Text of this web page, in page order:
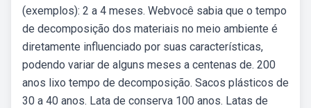
(exemplos): 2 a 4 meses. Webvocê sabia que o tempo
de decomposição dos materiais no meio ambiente é
diretamente influenciado por suas características,
podendo variar de alguns meses a centenas de. 200
anos lixo tempo de decomposição. Sacos plásticos de
30 a 40 anos. Lata de conserva 100 anos. Latas de